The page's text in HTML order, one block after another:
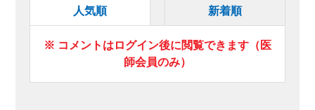
人気順 新着順
※ コメントはログイン後に閲覧できます（医
師会員のみ）